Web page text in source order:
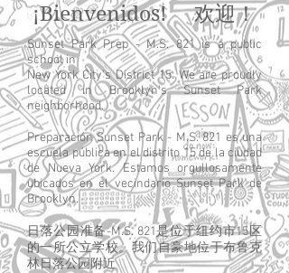
¡Bienvenidos! 欢迎！
Sunset Park Prep - M.S. 821 is a public
school in
New York City's District 15. We are proudly
located in Brooklyn's Sunset Park
neighborhood.
Preparación Sunset Park - M.S. 821 es una
escuela pública en el distrito 15 de la ciudad
de Nueva York. Estamos orgullosamente
ubicados en el vecindario Sunset Park de
Brooklyn.
日落公园准备-M.S. 821是位于纽约市15区
的一所公立学校。我们自豪地位于布鲁克
林日落公园附近